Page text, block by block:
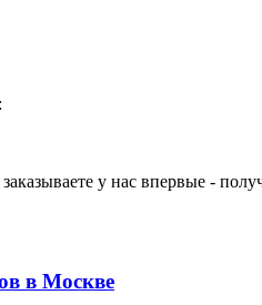
у нас впервые -
в Москве